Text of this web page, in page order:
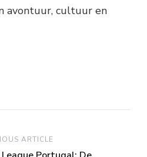
avontuur, cultuur en
ARTICLE